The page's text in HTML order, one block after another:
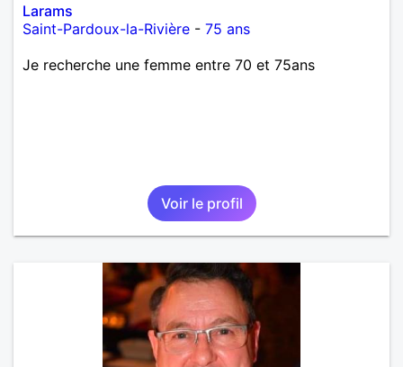
Larams
Saint-Pardoux-la-Rivière - 75 ans
Je recherche une femme entre 70 et 75ans
Voir le profil